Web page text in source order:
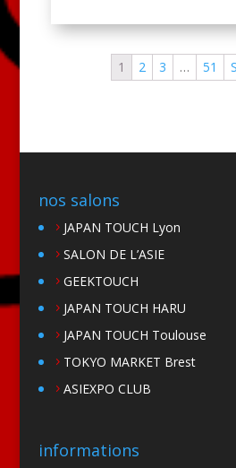
1 2 3 … 51
nos salons
JAPAN TOUCH Lyon
SALON DE L’ASIE
GEEKTOUCH
JAPAN TOUCH HARU
JAPAN TOUCH Toulouse
TOKYO MARKET Brest
ASIEXPO CLUB
informations